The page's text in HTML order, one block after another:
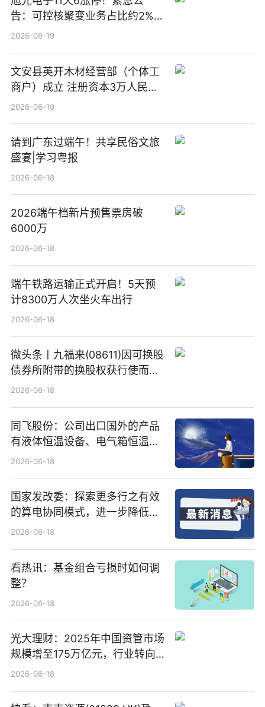
告：可控核聚变业务占比约2%！
前沿热点
2026-06-19
文安县英开木材经营部（个体工
商户）成立 注册资本3万人民币
新要闻
2026-06-19
请到广东过端午！共享民俗文旅
盛宴|学习粤报
2026-06-18
2026端午档新片预售票房破
6000万
2026-06-18
端午铁路运输正式开启！5天预
计8300万人次坐火车出行
2026-06-18
微头条丨九福来(08611)因可换股
债券所附带的换股权获行使而发
行5200万股
2026-06-18
同飞股份：公司出口国外的产品
有液体恒温设备、电气箱恒温装
置、纯水冷却单元和特种换热器
2026-06-18
国家发改委：探索更多行之有效
的算电协同模式，进一步降低网
络传输时延_最资讯
2026-06-18
看热讯：基金组合亏损时如何调
整？
2026-06-18
光大理财：2025年中国资管市场
规模增至175万亿元，行业转向
“量质并重”
2026-06-18